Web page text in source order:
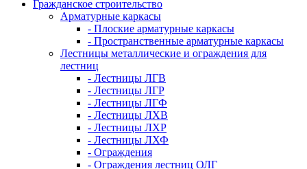
Гражданское строительство
Арматурные каркасы
- Плоские арматурные каркасы
- Пространственные арматурные каркасы
Лестницы металлические и ограждения для
лестниц
- Лестницы ЛГВ
- Лестницы ЛГР
- Лестницы ЛГФ
- Лестницы ЛХВ
- Лестницы ЛХР
- Лестницы ЛХФ
- Ограждения
- Ограждения лестниц ОЛГ